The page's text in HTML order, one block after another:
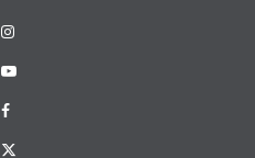
Instagram
Youtube
Facebook
X